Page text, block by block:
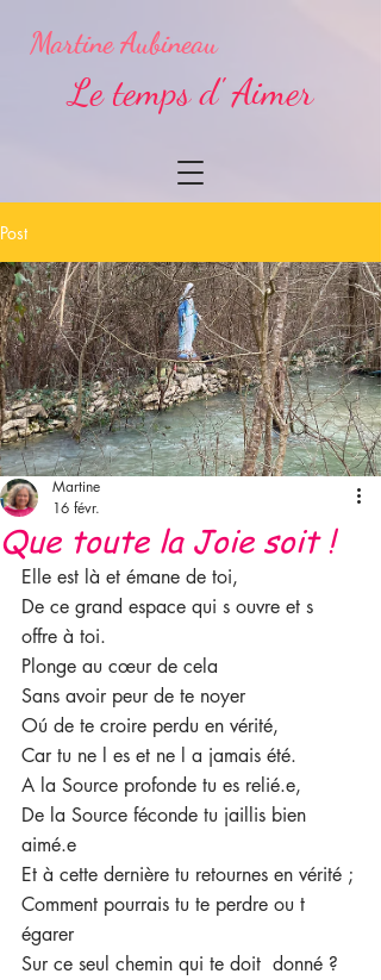
Martine Aubineau
Le temps d' Aimer
Post
Que toute la Joie soit !
Martine
16 févr.
Elle est là et émane de toi,
De ce grand espace qui s ouvre et s
offre à toi.
Plonge au cœur de cela
Sans avoir peur de te noyer
Oú de te croire perdu en vérité,
Car tu ne l es et ne l a jamais été.
A la Source profonde tu es relié.e,
De la Source féconde tu jaillis bien
aimé.e
Et à cette dernière tu retournes en vérité ;
Comment pourrais tu te perdre ou t
égarer
Sur ce seul chemin qui te doit  donné ?